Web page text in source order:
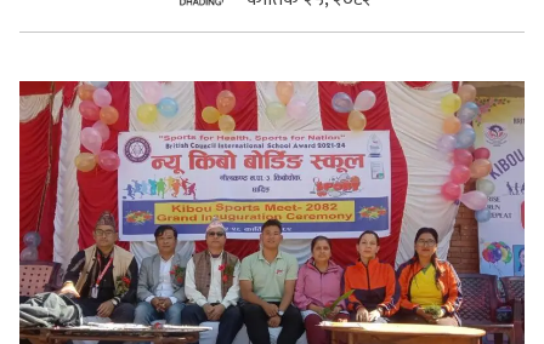
सुचनाहरु
स्वास्थ्य
भिडियो